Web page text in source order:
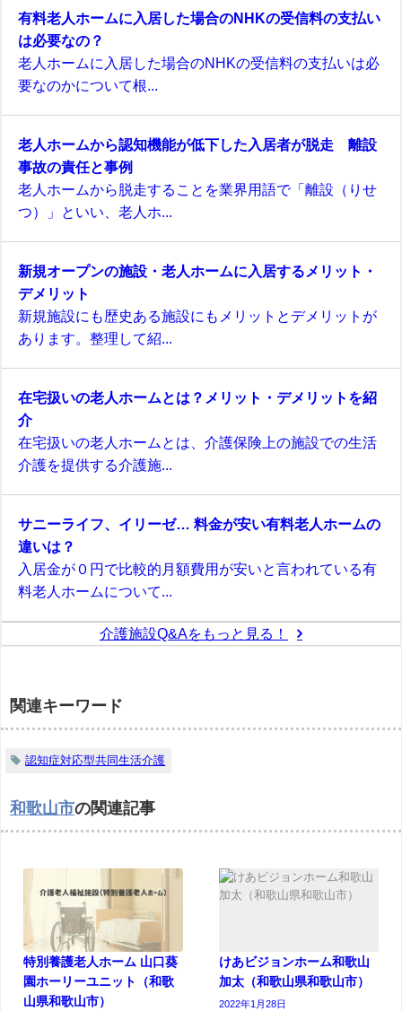
有料老人ホームに入居した場合のNHKの受信料の支払い
は必要なの？
老人ホームに入居した場合のNHKの受信料の支払いは必
要なのかについて根...
老人ホームから認知機能が低下した入居者が脱走 離設
事故の責任と事例
老人ホームから脱走することを業界用語で「離設（りせ
つ）」といい、老人ホ...
新規オープンの施設・老人ホームに入居するメリット・
デメリット
新規施設にも歴史ある施設にもメリットとデメリットが
あります。整理して紹...
在宅扱いの老人ホームとは？メリット・デメリットを紹
介
在宅扱いの老人ホームとは、介護保険上の施設での生活
介護を提供する介護施...
サニーライフ、イリーゼ… 料金が安い有料老人ホームの
違いは？
入居金が０円で比較的月額費用が安いと言われている有
料老人ホームについて...
介護施設Q&Aをもっと見る！
関連キーワード
認知症対応型共同生活介護
和歌山市の関連記事
特別養護老人ホーム 山口葵
園ホーリーユニット（和歌
山県和歌山市）
けあビジョンホーム和歌山
加太（和歌山県和歌山市）
2022年1月28日